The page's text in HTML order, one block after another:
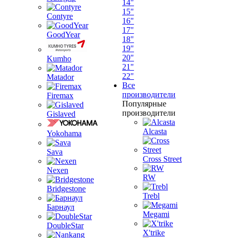
Contyre
GoodYear
Kumho
Matador
Firemax
Gislaved
Yokohama
Sava
Nexen
Bridgestone
Барнаул
DoubleStar
14"
15"
16"
17"
18"
19"
20"
21"
22"
Все
производители
Популярные
производители
Alcasta
Cross Street
RW
Trebl
Megami
X'trike